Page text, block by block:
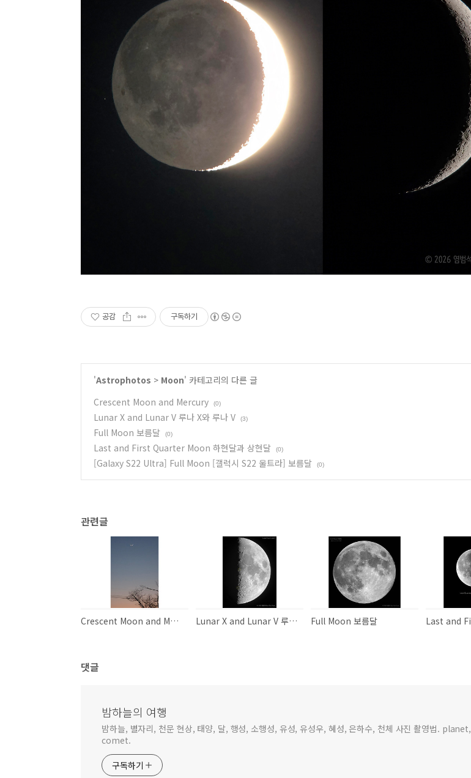
공감 구독하기
'Astrophotos > Moon' 카테고리의 다른 글
Crescent Moon and Mercury
(0)
Lunar X and Lunar V 루나 X와 루나 V (3)
Full Moon 보름달 (0)
Last and First Quarter Moon 하현달과 상현달 (0)
[Galaxy S22 Ultra] Full Moon [갤럭시 S22 울트라] 보름달 (0)
관련글
Crescent Moon and Mercury Lunar X and Lunar V 루나 X와 루나 V Full Moon 보름달
댓글
밤하늘의 여행
밤하늘, 별자리, 천문 현상, 태양, 달, 행성, 소행성, 유성, 유성우, 혜성, 은하수, 천체 사진 촬영법. planet,
comet.
구독하기